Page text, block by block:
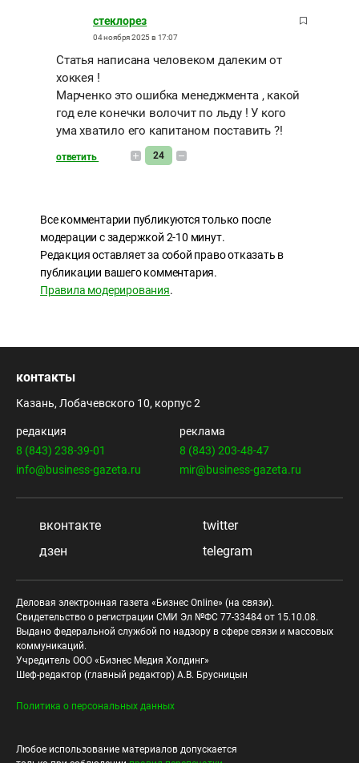
стеклорез
04 ноября 2025 в 17:07
Статья написана человеком далеким от
хоккея !
Марченко это ошибка менеджмента , какой
год еле конечки волочит по льду ! У кого
ума хватило его капитаном поставить ?!
ответить 24
Все комментарии публикуются только после
модерации с задержкой 2-10 минут.
Редакция оставляет за собой право отказать в
публикации вашего комментария.
Правила модерирования.
контакты
Казань, Лобачевского 10, корпус 2
редакция
8 (843) 238-39-01
info@business-gazeta.ru
реклама
8 (843) 203-48-47
mir@business-gazeta.ru
вконтакте
twitter
дзен
telegram
Деловая электронная газета «Бизнес Online» (на связи).
Свидетельство о регистрации СМИ Эл №ФС 77-33484 от 15.10.08.
Выдано федеральной службой по надзору в сфере связи и массовых
коммуникаций.
Учредитель ООО «Бизнес Медия Холдинг»
Шеф-редактор (главный редактор) А.В. Брусницын
Политика о персональных данных
Любое использование материалов допускается